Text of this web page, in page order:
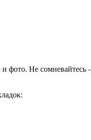
и фото. Не